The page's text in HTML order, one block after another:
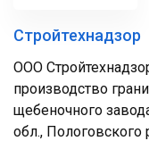
Стройтехнадзор
ООО
производство
щебеночного
обл., Пологовского